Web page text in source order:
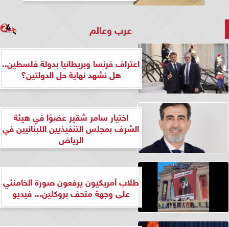
عرب وعالم
اعتراف فرنسا وبريطانيا بدولة فلسطين..
هل نشهد نهاية حل الدولتين؟
اختيار سامر شقير عضوًا في هيئة
الشرف بمجلس التنفيذيين اللبنانيين في
الرياض
طلاب أمريكيون يرفعون صورة الخامنئي
على وجهة متحف بروكلين... فيديو